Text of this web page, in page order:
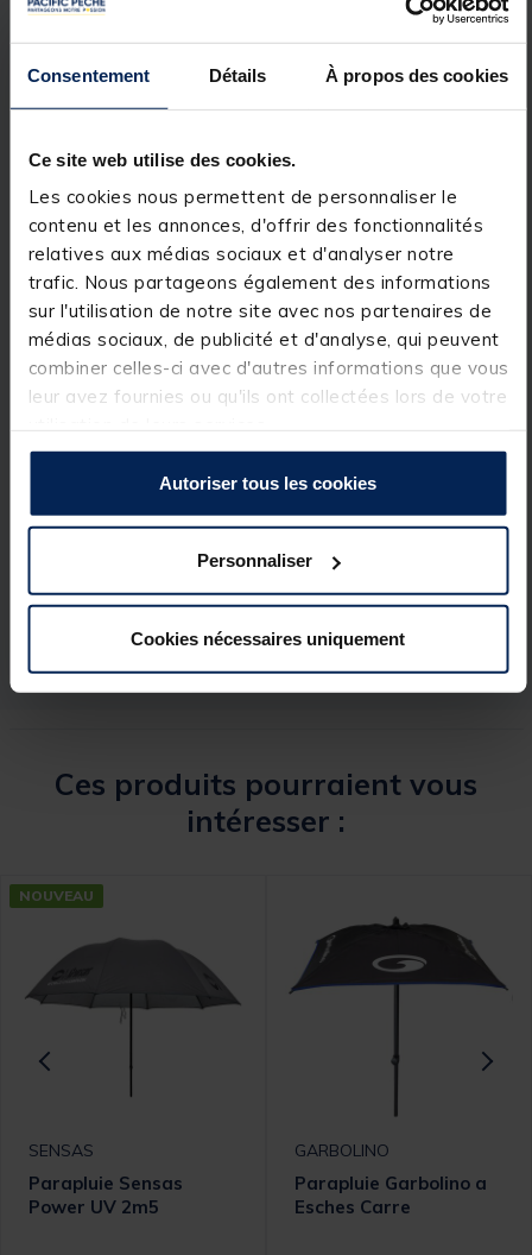
Consentement Détails À propos des cookies
Ce site web utilise des cookies.
Les cookies nous permettent de personnaliser le
contenu et les annonces, d'offrir des fonctionnalités
relatives aux médias sociaux et d'analyser notre
trafic. Nous partageons également des informations
sur l'utilisation de notre site avec nos partenaires de
médias sociaux, de publicité et d'analyse, qui peuvent
combiner celles-ci avec d'autres informations que vous
leur avez fournies ou qu'ils ont collectées lors de votre
Autoriser tous les cookies
Personnaliser
Cookies nécessaires uniquement
Ce nouveau PARAPLUIE DESSERTE a été conçu pour
téléscopique, d'une tête inclinable et d'un pas de vis
vos dessertes de la pluie et du soleil.
Détails
Dimensions75x75cm
Hauteur (cm)60-100cm
Poids (kg)
0.739
ToileNylon
BaleinesFer
Inclinaison (°)45
Spécifications
Marque
SENSAS
Ces produits pourraient vous
intéresser :
NOUVEAU
SENSAS
Parapluie Sensas
Power UV 2m5
GARBOLINO
Parapluie Garbolino a
Esches Carre